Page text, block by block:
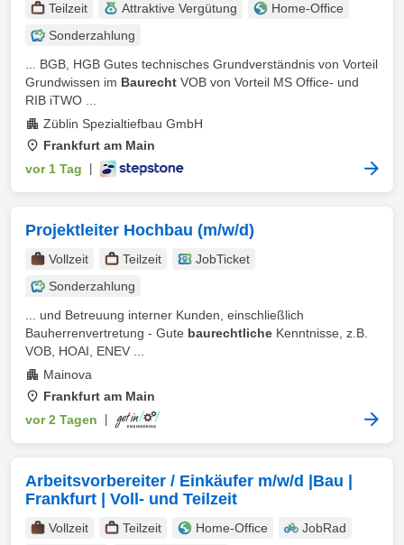
Teilzeit Attraktive Vergütung
Home-Office
Sonderzahlung
... BGB, HGB Gutes technisches Grundverständnis von Vorteil
Grundwissen im Baurecht VOB von Vorteil MS Office- und
RIB iTWO ...
Züblin Spezialtiefbau GmbH
Frankfurt am Main
vor 1 Tag
Projektleiter Hochbau (m/w/d)
Vollzeit Teilzeit
JobTicket
Sonderzahlung
... und Betreuung interner Kunden, einschließlich
Bauherrenvertretung - Gute baurechtliche Kenntnisse, z.B.
VOB, HOAI, ENEV ...
Mainova
Frankfurt am Main
vor 2 Tagen
Arbeitsvorbereiter / Einkäufer m/w/d |Bau |
Frankfurt | Voll- und Teilzeit
Vollzeit Teilzeit Home-Office
JobRad